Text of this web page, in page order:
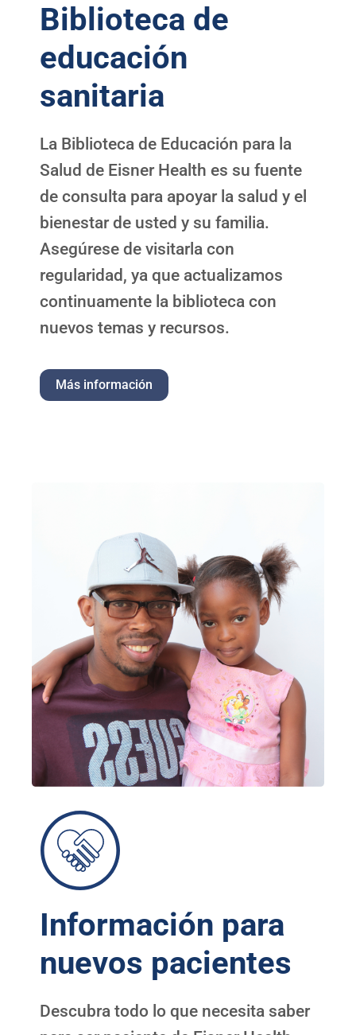
Biblioteca de
educación
sanitaria
La Biblioteca de Educación para la
Salud de Eisner Health es su fuente
de consulta para apoyar la salud y el
bienestar de usted y su familia.
Asegúrese de visitarla con
regularidad, ya que actualizamos
continuamente la biblioteca con
nuevos temas y recursos.
Más información
Información para
nuevos pacientes
Descubra todo lo que necesita saber